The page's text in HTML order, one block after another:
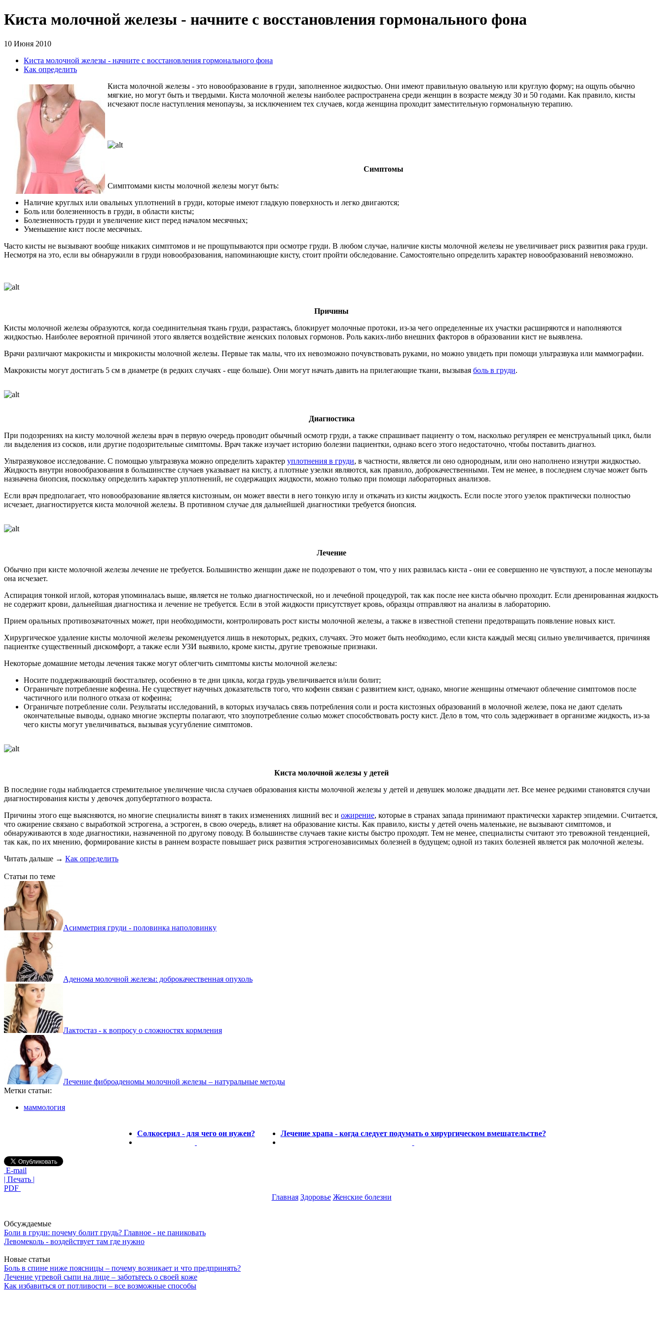
Киста молочной железы - начните с восстановления гормонального фона
10 Июня 2010
Киста молочной железы - начните с восстановления гормонального фона
Как определить
Киста молочной железы - это новообразование в груди, заполненное жидкостью. Они имеют правильную овальную или круглую форму; на ощупь обычно
мягкие, но могут быть и твердыми. Киста молочной железы наиболее распространена среди женщин в возрасте между 30 и 50 годами. Как правило, кисты
исчезают после наступления менопаузы, за исключением тех случаев, когда женщина проходит заместительную гормональную терапию.
Симптомы
Симптомами кисты молочной железы могут быть:
Наличие круглых или овальных уплотнений в груди, которые имеют гладкую поверхность и легко двигаются;
Боль или болезненность в груди, в области кисты;
Болезненность груди и увеличение кист перед началом месячных;
Уменьшение кист после месячных.
Часто кисты не вызывают вообще никаких симптомов и не прощупываются при осмотре груди. В любом случае, наличие кисты молочной железы не увеличивает риск развития рака груди.
Несмотря на это, если вы обнаружили в груди новообразования, напоминающие кисту, стоит пройти обследование. Самостоятельно определить характер новообразований невозможно.
Причины
Кисты молочной железы образуются, когда соединительная ткань груди, разрастаясь, блокирует молочные протоки, из-за чего определенные их участки расширяются и наполняются
жидкостью. Наиболее вероятной причиной этого является воздействие женских половых гормонов. Роль каких-либо внешних факторов в образовании кист не выявлена.
Врачи различают макрокисты и микрокисты молочной железы. Первые так малы, что их невозможно почувствовать руками, но можно увидеть при помощи ультразвука или маммографии.
Макрокисты могут достигать 5 см в диаметре (в редких случаях - еще больше). Они могут начать давить на прилегающие ткани, вызывая боль в груди.
Диагностика
При подозрениях на кисту молочной железы врач в первую очередь проводит обычный осмотр груди, а также спрашивает пациенту о том, насколько регулярен ее менструальный цикл, были
ли выделения из сосков, или другие подозрительные симптомы. Врач также изучает историю болезни пациентки, однако всего этого недостаточно, чтобы поставить диагноз.
Ультразвуковое исследование. С помощью ультразвука можно определить характер уплотнения в груди, в частности, является ли оно однородным, или оно наполнено изнутри жидкостью.
Жидкость внутри новообразования в большинстве случаев указывает на кисту, а плотные узелки являются, как правило, доброкачественными. Тем не менее, в последнем случае может быть
назначена биопсия, поскольку определить характер уплотнений, не содержащих жидкости, можно только при помощи лабораторных анализов.
Если врач предполагает, что новообразование является кистозным, он может ввести в него тонкую иглу и откачать из кисты жидкость. Если после этого узелок практически полностью
исчезает, диагностируется киста молочной железы. В противном случае для дальнейшей диагностики требуется биопсия.
Лечение
Обычно при кисте молочной железы лечение не требуется. Большинство женщин даже не подозревают о том, что у них развилась киста - они ее совершенно не чувствуют, а после менопаузы
она исчезает.
Аспирация тонкой иглой, которая упоминалась выше, является не только диагностической, но и лечебной процедурой, так как после нее киста обычно проходит. Если дренированная жидкость
не содержит крови, дальнейшая диагностика и лечение не требуется. Если в этой жидкости присутствует кровь, образцы отправляют на анализы в лабораторию.
Прием оральных противозачаточных может, при необходимости, контролировать рост кисты молочной железы, а также в известной степени предотвращать появление новых кист.
Хирургическое удаление кисты молочной железы рекомендуется лишь в некоторых, редких, случаях. Это может быть необходимо, если киста каждый месяц сильно увеличивается, причиняя
пациентке существенный дискомфорт, а также если УЗИ выявило, кроме кисты, другие тревожные признаки.
Некоторые домашние методы лечения также могут облегчить симптомы кисты молочной железы:
Носите поддерживающий бюстгальтер, особенно в те дни цикла, когда грудь увеличивается и/или болит;
Ограничьте потребление кофеина. Не существует научных доказательств того, что кофеин связан с развитием кист, однако, многие женщины отмечают облечение симптомов после
частичного или полного отказа от кофеина;
Ограничьте потребление соли. Результаты исследований, в которых изучалась связь потребления соли и роста кистозных образований в молочной железе, пока не дают сделать
окончательные выводы, однако многие эксперты полагают, что злоупотребление солью может способствовать росту кист. Дело в том, что соль задерживает в организме жидкость, из-за
чего кисты могут увеличиваться, вызывая усугубление симптомов.
Киста молочной железы у детей
В последние годы наблюдается стремительное увеличение числа случаев образования кисты молочной железы у детей и девушек моложе двадцати лет. Все менее редкими становятся случаи
диагностирования кисты у девочек допубертатного возраста.
Причины этого еще выясняются, но многие специалисты винят в таких изменениях лишний вес и ожирение, которые в странах запада принимают практически характер эпидемии. Считается,
что ожирение связано с выработкой эстрогена, а эстроген, в свою очередь, влияет на образование кисты. Как правило, кисты у детей очень маленькие, не вызывают симптомов, и
обнаруживаются в ходе диагностики, назначенной по другому поводу. В большинстве случаев такие кисты быстро проходят. Тем не менее, специалисты считают это тревожной тенденцией,
так как, по их мнению, формирование кисты в раннем возрасте повышает риск развития эстрогенозависимых болезней в будущем; одной из таких болезней является рак молочной железы.
Читать дальше → Как определить
Статьи по теме
Асимметрия груди - половинка наполовинку
Аденома молочной железы: доброкачественная опухоль
Лактостаз - к вопросу о сложностях кормления
Лечение фиброаденомы молочной железы – натуральные методы
Метки статьи:
маммология
Солкосерил - для чего он нужен? Лечение храпа - когда следует подумать о хирургическом вмешательстве?
E-mail
| Печать |
PDF
Главная Здоровье Женские болезни
Обсуждаемые
Боли в груди: почему болит грудь? Главное - не паниковать
Левомеколь - воздействует там где нужно
Новые статьи
Боль в спине ниже поясницы – почему возникает и что предпринять?
Лечение угревой сыпи на лице – заботьтесь о своей коже
Как избавиться от потливости – все возможные способы